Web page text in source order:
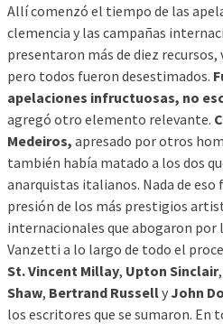
Allí comenzó el tiempo de las
clemencia y las campañas
presentaron más de diez recursos,
pero todos fueron desestimados.
apelaciones infructuosas, no
agregó otro elemento relevante.
Medeiros, apresado por otros
también había matado a los dos
anarquistas italianos. Nada de
presión de los más prestigios
internacionales que abogaron por
Vanzetti a lo largo de todo el
St. Vincent Millay, Upton Sinclair,
Shaw, Bertrand Russelly John
los escritores que se sumaron. En